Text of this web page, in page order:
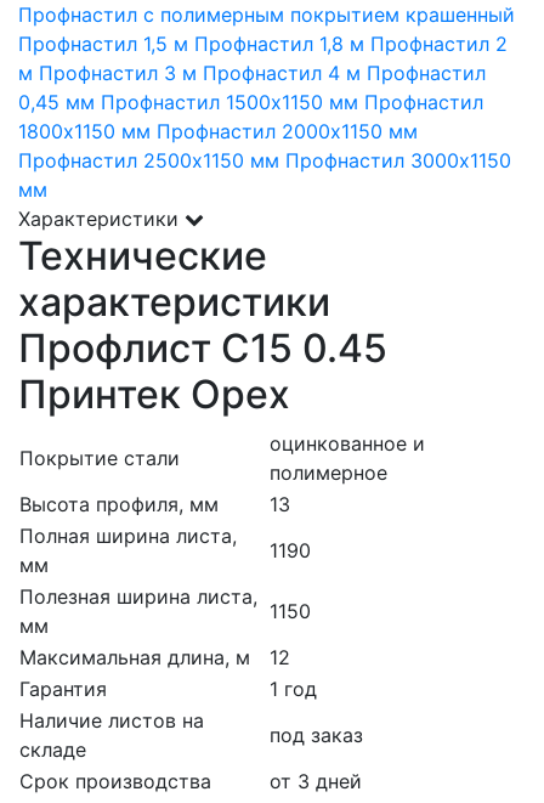
Профнастил с полимерным покрытием крашенный
Профнастил 1,5 м Профнастил 1,8 м Профнастил 2
м Профнастил 3 м Профнастил 4 м Профнастил
0,45 мм Профнастил 1500х1150 мм Профнастил
1800х1150 мм Профнастил 2000х1150 мм
Профнастил 2500х1150 мм Профнастил 3000х1150
мм
Характеристики
Технические
характеристики
Профлист С15 0.45
Принтек Орех
Покрытие стали
оцинкованное и
полимерное
Высота профиля, мм
13
Полная ширина листа,
мм
1190
Полезная ширина листа,
мм
1150
Максимальная длина, м
12
Гарантия
1 год
Наличие листов на
складе
под заказ
Срок производства
от 3 дней